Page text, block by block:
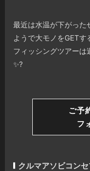
最近は水温が下がった
ようで大モノをGETす
フィッシングツアーは
✨?
ご予
フ
クルマアソビコン